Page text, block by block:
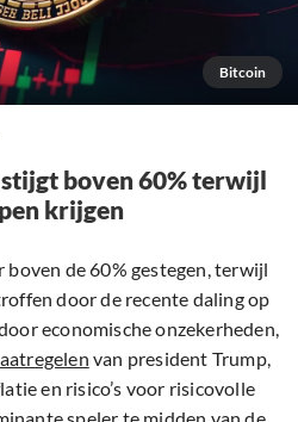
Bitcoin
boven 60% terwijl
krijgen
de 60% gestegen, terwijl
door de recente daling op
economische onzekerheden,
van president Trump,
en risico’s voor risicovolle